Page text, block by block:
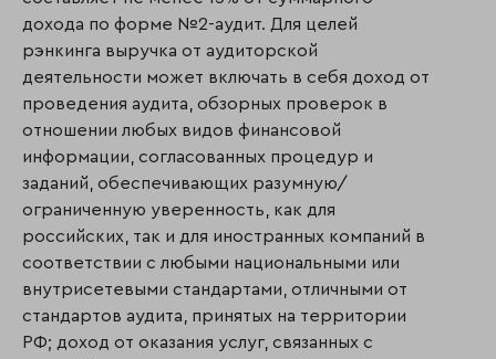
дохода по форме №2-аудит. Для целей
рэнкинга выручка от аудиторской
деятельности может включать в себя доход от
проведения аудита, обзорных проверок в
отношении любых видов финансовой
информации, согласованных процедур и
заданий, обеспечивающих разумную/
ограниченную уверенность, как для
российских, так и для иностранных компаний в
соответствии с любыми национальными или
внутрисетевыми стандартами, отлич­ны­ми от
стандартов аудита, принятых на территории
РФ; доход от оказания услуг, связанных с